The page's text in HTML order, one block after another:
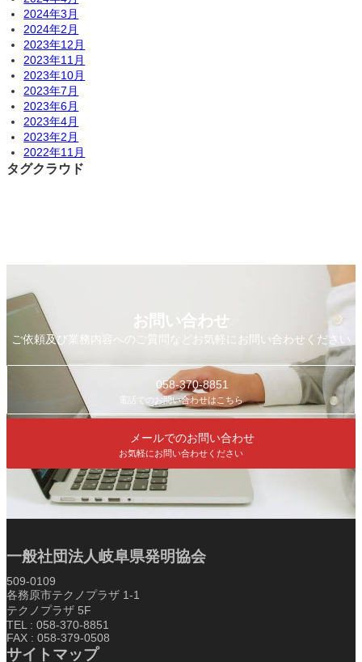
2024年3月
2024年2月
2023年12月
2023年11月
2023年10月
2023年7月
2023年6月
2023年4月
2023年2月
2022年11月
タグクラウド
お問い合わせ
ご依頼及び業務内容へのご質問などお気軽にお問い合わせください
058-370-8851
電話でのお問い合わせはこちら
メールでのお問い合わせ
お気軽にお問い合わせください
一般社団法人岐阜県発明協会
509-0109
各務原市テクノプラザ 1-1
テクノプラザ 5F
TEL : 058-370-8851
FAX : 058-379-0508
サイトマップ